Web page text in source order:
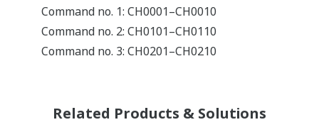
Command no. 1: CH0001–CH0010
Command no. 2: CH0101–CH0110
Command no. 3: CH0201–CH0210
Related Products & Solutions